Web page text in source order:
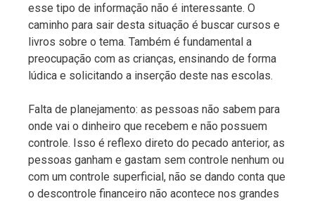
esse tipo de informação não é interessante. O
caminho para sair desta situação é buscar cursos e
livros sobre o tema. Também é fundamental a
preocupação com as crianças, ensinando de forma
lúdica e solicitando a inserção deste nas escolas.
Falta de planejamento: as pessoas não sabem para
onde vai o dinheiro que recebem e não possuem
controle. Isso é reflexo direto do pecado anterior, as
pessoas ganham e gastam sem controle nenhum ou
com um controle superficial, não se dando conta que
o descontrole financeiro não acontece nos grandes